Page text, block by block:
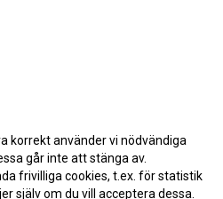
korrekt använder vi nödvändiga
går inte att stänga av.
frivilliga cookies, t.ex. för statistik
själv om du vill acceptera dessa.